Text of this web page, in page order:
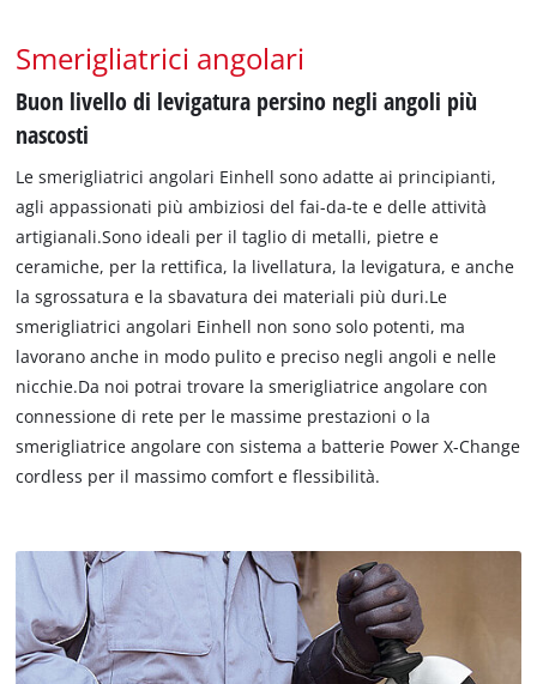
Smerigliatrici angolari
Buon livello di levigatura persino negli angoli più
nascosti
Le smerigliatrici angolari Einhell sono adatte ai principianti,
agli appassionati più ambiziosi del fai-da-te e delle attività
artigianali.Sono ideali per il taglio di metalli, pietre e
ceramiche, per la rettifica, la livellatura, la levigatura, e anche
la sgrossatura e la sbavatura dei materiali più duri.Le
smerigliatrici angolari Einhell non sono solo potenti, ma
lavorano anche in modo pulito e preciso negli angoli e nelle
nicchie.Da noi potrai trovare la smerigliatrice angolare con
connessione di rete per le massime prestazioni o la
smerigliatrice angolare con sistema a batterie Power X-Change
cordless per il massimo comfort e flessibilità.